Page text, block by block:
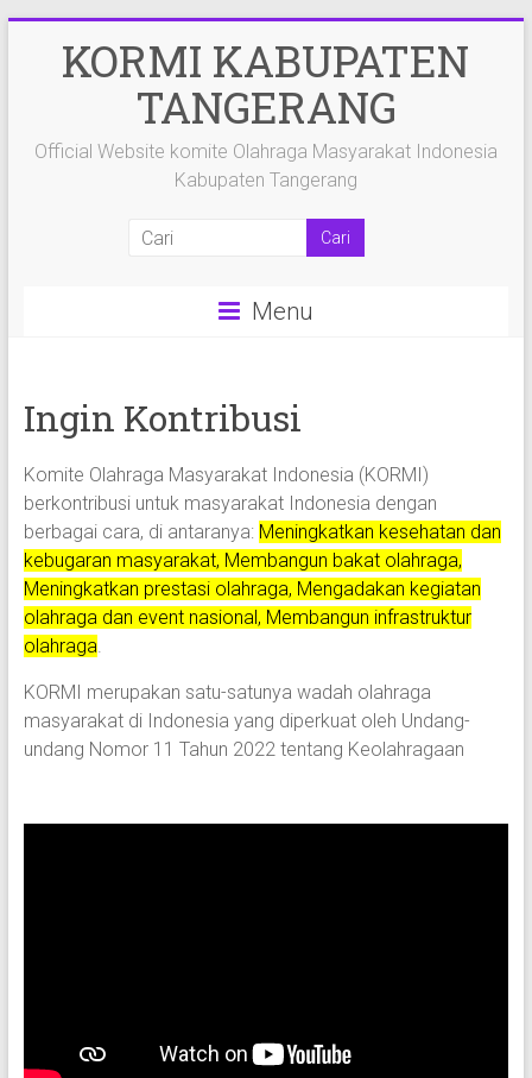
contentKORMI KABUPATEN
TANGERANG
Official Website komite Olahraga Masyarakat Indonesia
Kabupaten Tangerang
Menu
Ingin Kontribusi
Komite Olahraga Masyarakat Indonesia (KORMI)
berkontribusi untuk masyarakat Indonesia dengan
berbagai cara, di antaranya: Meningkatkan kesehatan dan
kebugaran masyarakat, Membangun bakat olahraga,
Meningkatkan prestasi olahraga, Mengadakan kegiatan
olahraga dan event nasional, Membangun infrastruktur
olahraga.
KORMI merupakan satu-satunya wadah olahraga
masyarakat di Indonesia yang diperkuat oleh Undang-
undang Nomor 11 Tahun 2022 tentang Keolahragaan